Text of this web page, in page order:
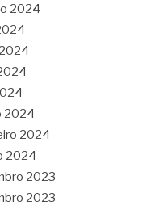
2024
2024
2024
2024
2023
2023